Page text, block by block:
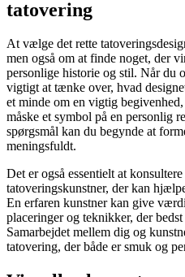
tatovering
At vælge det rette
men også om at finde noget, der
personlige historie og stil. Når du
vigtigt at tænke over, hvad
et minde om en vigtig
måske et symbol på en personlig
spørgsmål kan du begynde at
meningsfuldt.
Det er også essentielt at
tatoveringskunstner, der kan
En erfaren kunstner kan give
placeringer og teknikker, der
Samarbejdet mellem dig og
tatovering, der både er smuk og